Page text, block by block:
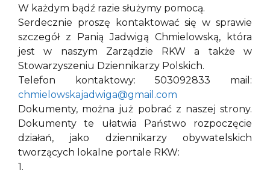
W każdym bądź razie służymy pomocą.
Serdecznie proszę kontaktować się w sprawie
szczegół z Panią Jadwigą Chmielowską, która
jest w naszym Zarządzie RKW a także w
Stowarzyszeniu Dziennikarzy Polskich.
Telefon kontaktowy: 503092833 mail:
chmielowskajadwiga@gmail.com
Dokumenty, można już pobrać z naszej strony.
Dokumenty te ułatwia Państwo rozpoczęcie
działań, jako dziennikarzy obywatelskich
tworzących lokalne portale RKW:
1.